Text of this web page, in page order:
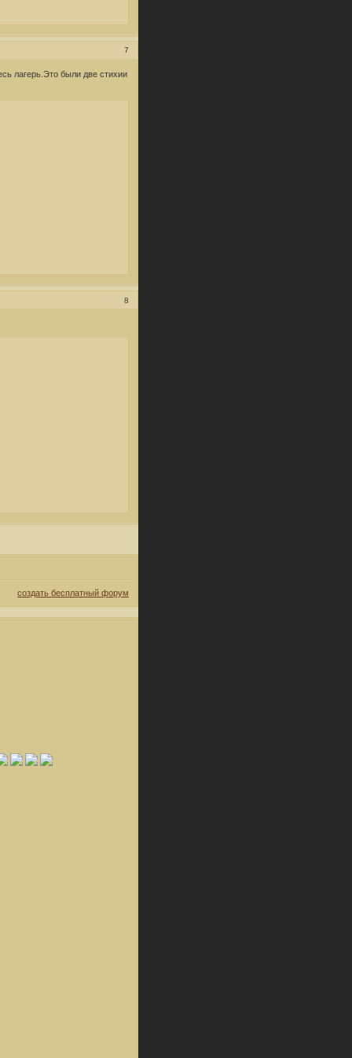
7
лагерь.Это были две стихии
8
создать бесплатный форум